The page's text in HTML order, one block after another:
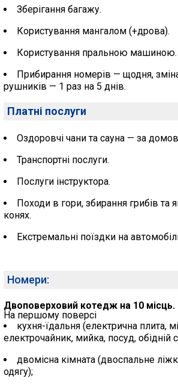
Зберігання багажу.
Користування мангалом (+дрова).
Користування пральною машиною.
Прибирання номерів — щодня, зміна
рушників — 1 раз на 5 днів.
Платні послуги
Оздоровчі чани та сауна — за
Транспортні послуги.
Послуги інструктора.
Походи в гори, збирання грибів та
конях.
Екстремальні поїздки на
Номери:
Двоповерховий котедж на 10 місць.
На першому поверсі
кухня-їдальня (електрична плита,
електрочайник, мийка, посуд, обідній
двомісна кімната (двоспальне
одягу);